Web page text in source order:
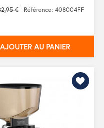
€ Référence: 408004FF
AJOUTER AU PANIER